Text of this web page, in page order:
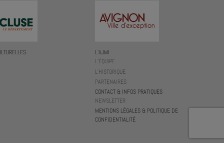
L’AJMI
L’ÉQUIPE
L’HISTORIQUE
PARTENAIRES
CONTACT & INFOS PRATIQUES
NEWSLETTER
MENTIONS LÉGALES & POLITIQUE DE
CONFIDENTIALITÉ